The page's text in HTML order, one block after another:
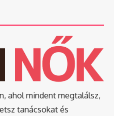
ahol mindent megtalálsz,
tanácsokat és